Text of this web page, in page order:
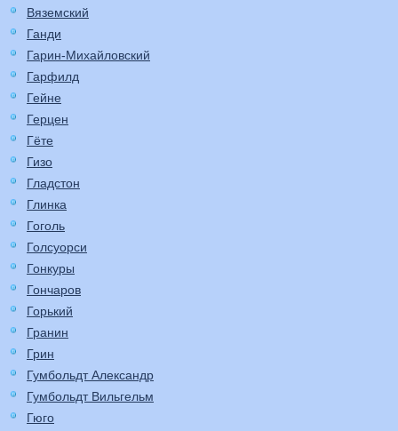
Вяземский
Ганди
Гарин-Михайловский
Гарфилд
Гейне
Герцен
Гёте
Гизо
Гладстон
Глинка
Гоголь
Голсуорси
Гонкуры
Гончаров
Горький
Гранин
Грин
Гумбольдт Александр
Гумбольдт Вильгельм
Гюго